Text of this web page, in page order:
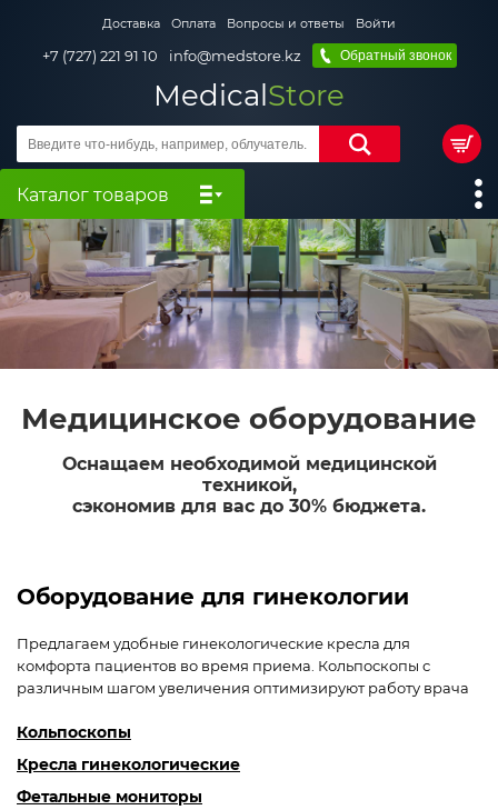
Доставка Оплата Вопросы и ответы Войти
+7 (727) 221 91 10 info@medstore.kz Обратный звонок
MedicalStore
Каталог товаров
Медицинское оборудование
Оснащаем необходимой медицинской
техникой,
сэкономив для вас до 30% бюджета.
Оборудование для гинекологии
Предлагаем удобные гинекологические кресла для
комфорта пациентов во время приема. Кольпоскопы с
различным шагом увеличения оптимизируют работу врача
Кольпоскопы
Кресла гинекологические
Фетальные мониторы